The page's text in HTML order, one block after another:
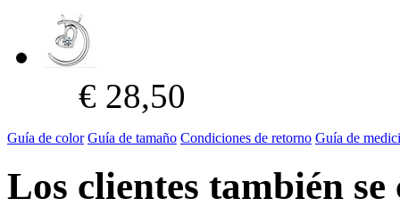
€ 28,50
Guía de color Guía de tamaño Condiciones de retorno Guía de
Los clientes también se